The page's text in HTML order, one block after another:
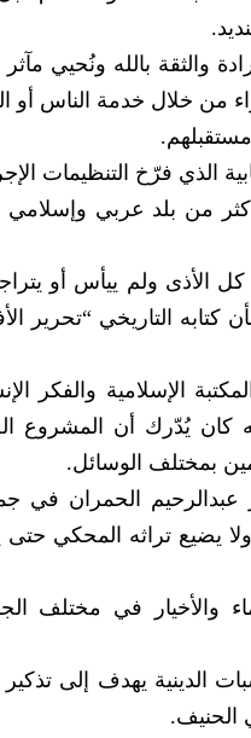
والثقة بالله ونُحيي مآثر
من خلال خدمة الناس أو
الذي فرّخ التنظيمات
من بلد عربي وإسلامي
الأذى ولم ييأس أو
التاريخي “تحرير
الإسلامية والفكر
كان يُدّرك أن المشروع
بمختلف الوسائل.
عبدالرحيم الحمران في
ولا يضيع تراثه المحكي
والأخيار في مختلف
الدينية يهدف إلى تذكير
الحنيف.